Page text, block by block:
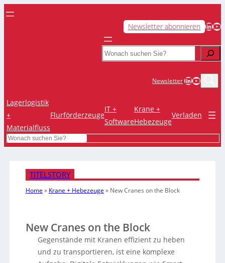
Newsletter abonnieren LinkedIn YouTube
Search
NewsletterLinkedIn
Lagerlogistik
+
Materialfluss
Flurförderzeuge
IT +
Software
Krane +
Hebezeuge
Verladen
Search
TITELSTORY
Home » Krane + Hebezeuge » New Cranes on the Block
New Cranes on the Block
Gegenstände mit Kranen effizient zu heben
und zu transportieren, ist eine komplexe